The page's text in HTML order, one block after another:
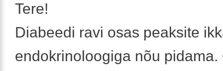
Tere!
Diabeedi ravi osas peaksite
endokrinoloogiga nõu pidama.